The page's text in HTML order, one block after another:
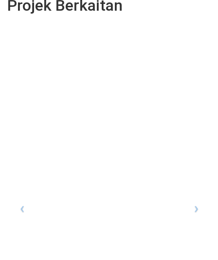
Projek Berkaitan